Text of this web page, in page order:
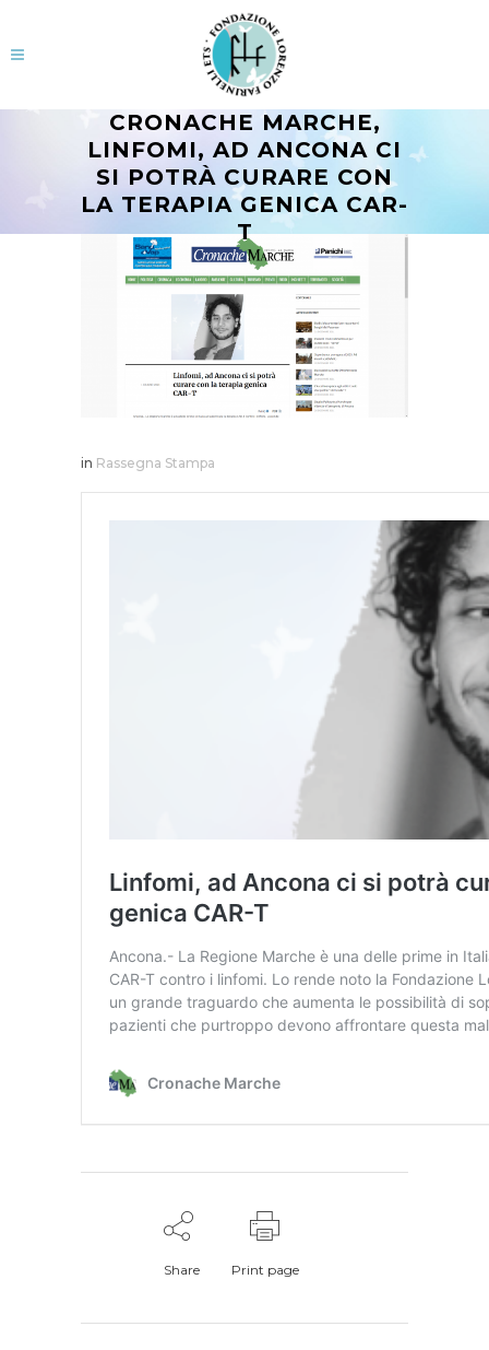
CRONACHE MARCHE,
LINFOMI, AD ANCONA CI
SI POTRÀ CURARE CON
LA TERAPIA GENICA CAR-
T
in Rassegna Stampa
Share Print page